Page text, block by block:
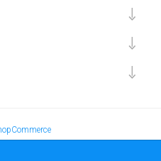
Tutti i diritti riservati